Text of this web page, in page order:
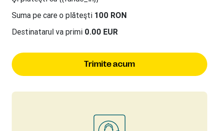
Suma pe care o plăteşti 100 RON
Destinatarul va primi 0.00 EUR
Trimite acum